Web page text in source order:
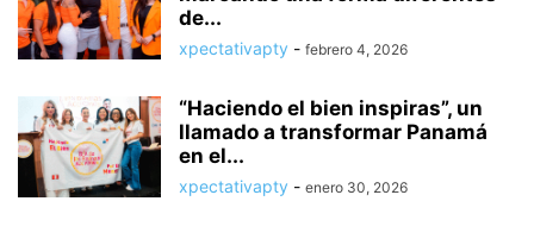
de...
xpectativapty - febrero 4, 2026
“Haciendo el bien inspiras”, un
llamado a transformar Panamá
en el...
xpectativapty - enero 30, 2026